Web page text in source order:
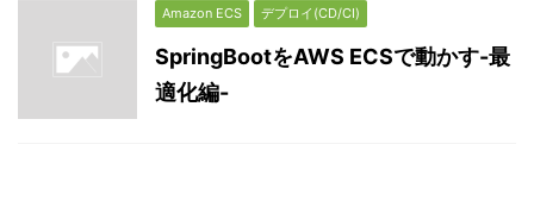
Amazon ECS デプロイ(CD/CI)
SpringBootをAWS ECSで動かす-最
適化編-